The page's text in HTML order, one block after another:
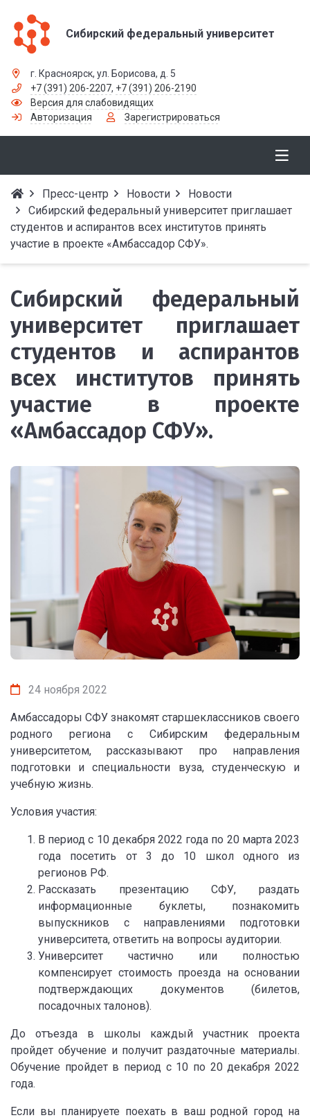
Сибирский федеральный университет
г. Красноярск, ул. Борисова, д. 5
+7 (391) 206-2207, +7 (391) 206-2190
Версия для слабовидящих
Авторизация
Зарегистрироваться
Пресс-центр Новости
Новости
Сибирский федеральный университет приглашает
студентов и аспирантов всех институтов принять
участие в проекте «Амбассадор СФУ».
Сибирский федеральный
университет приглашает
студентов и аспирантов
всех институтов принять
участие в проекте
«Амбассадор СФУ».
24 ноября 2022
Амбассадоры СФУ знакомят старшеклассников своего
родного региона с Сибирским федеральным
университетом, рассказывают про направления
подготовки и специальности вуза, студенческую и
учебную жизнь.
Условия участия:
В период с 10 декабря 2022 года по 20 марта 2023
года посетить от 3 до 10 школ одного из
регионов РФ.
Рассказать презентацию СФУ, раздать
информационные буклеты, познакомить
выпускников с направлениями подготовки
университета, ответить на вопросы аудитории.
Университет частично или полностью
компенсирует стоимость проезда на основании
подтверждающих документов (билетов,
посадочных талонов).
До отъезда в школы каждый участник проекта
пройдет обучение и получит раздаточные материалы.
Обучение пройдет в период с 10 по 20 декабря 2022
года.
Если вы планируете поехать в ваш родной город на